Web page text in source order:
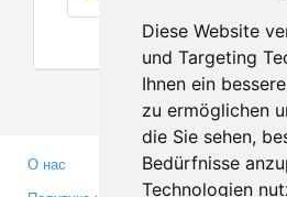
Diese Website
und Targeting
Ihnen ein
zu ermöglichen
die Sie sehen,
Bedürfnisse
Technologien
О нас